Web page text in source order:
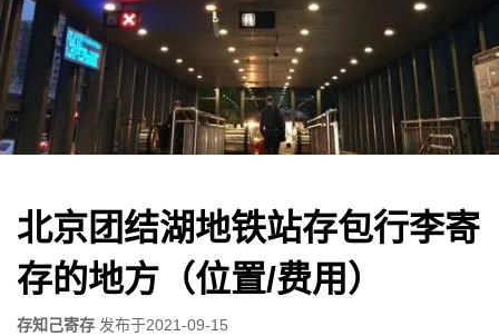
北京团结湖地铁站存包行李寄
存的地方（位置/费用）
存知己寄存 发布于2021-09-15